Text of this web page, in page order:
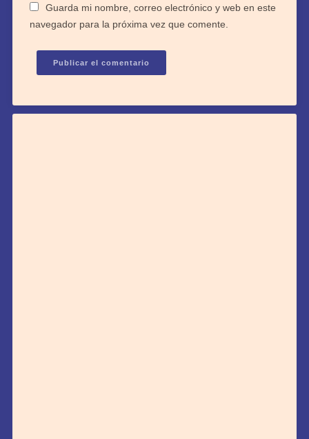
Guarda mi nombre, correo electrónico y web en este
navegador para la próxima vez que comente.